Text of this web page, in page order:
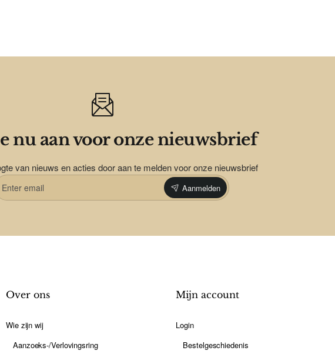
nu aan voor onze nieuwsbrief
van nieuws en acties door aan te melden voor onze nieuwsbrief
Aanmelden
Over ons
Wie zijn wij
Aanzoeks-/Verlovingsring
Mijn account
Login
Bestelgeschiedenis